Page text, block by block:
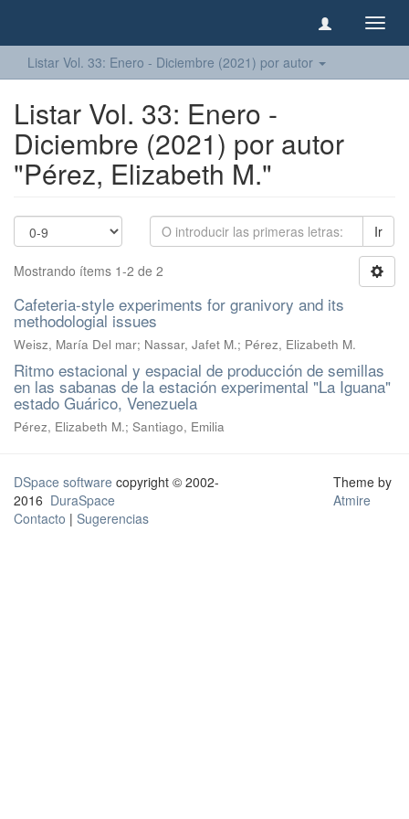
Listar Vol. 33: Enero - Diciembre (2021) por autor
Listar Vol. 33: Enero -
Diciembre (2021) por autor
"Pérez, Elizabeth M."
Ir
Mostrando ítems 1-2 de 2
Cafeteria-style experiments for granivory and its
methodologial issues
Weisz, María Del mar; Nassar, Jafet M.; Pérez, Elizabeth M.
Ritmo estacional y espacial de producción de semillas
en las sabanas de la estación experimental "La Iguana"
estado Guárico, Venezuela
Pérez, Elizabeth M.; Santiago, Emilia
DSpace software copyright © 2002-
2016 DuraSpace
Contacto | Sugerencias
Theme by
Atmire